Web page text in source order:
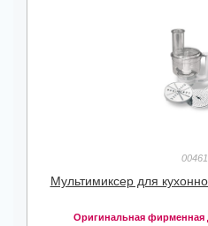
Мультимиксер для
Оригинальная фирменная